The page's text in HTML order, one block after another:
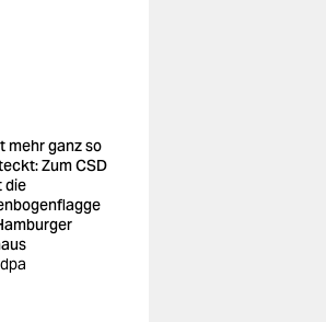
mehr ganz so
Zum CSD
die